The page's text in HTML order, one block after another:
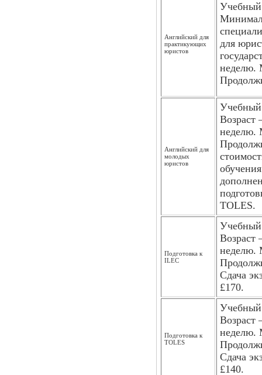
Английский для
практикующих
юристов
Учебный
для
неделю.
Английский для
молодых
юристов
Учебный
Возраст
неделю.
TOLES.
Подготовка к
ILEC
Учебный
Возраст
неделю.
Сдача
£170.
Подготовка к
TOLES
Учебный
Возраст
неделю.
Сдача
£140.